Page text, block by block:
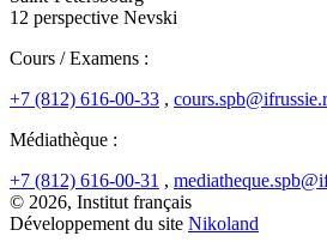
12 perspective Nevski
Cours / Examens :
+7 (812) 616-00-33 ,
Médiathèque :
+7 (812) 616-00-31 ,
© 2026, Institut français
Développement du site Nikoland